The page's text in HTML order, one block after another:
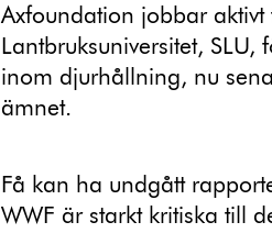
Axfoundation jobbar
Lantbruksuniversitet,
inom djurhållning, nu
ämnet.
Få kan ha undgått
WWF är starkt kritiska till